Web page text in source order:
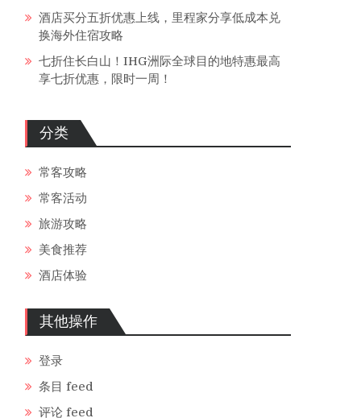
酒店买分五折优惠上线，里程家分享低成本兑
换海外住宿攻略
七折住长白山！IHG洲际全球目的地特惠最高
享七折优惠，限时一周！
分类
常客攻略
常客活动
旅游攻略
美食推荐
酒店体验
其他操作
登录
条目 feed
评论 feed